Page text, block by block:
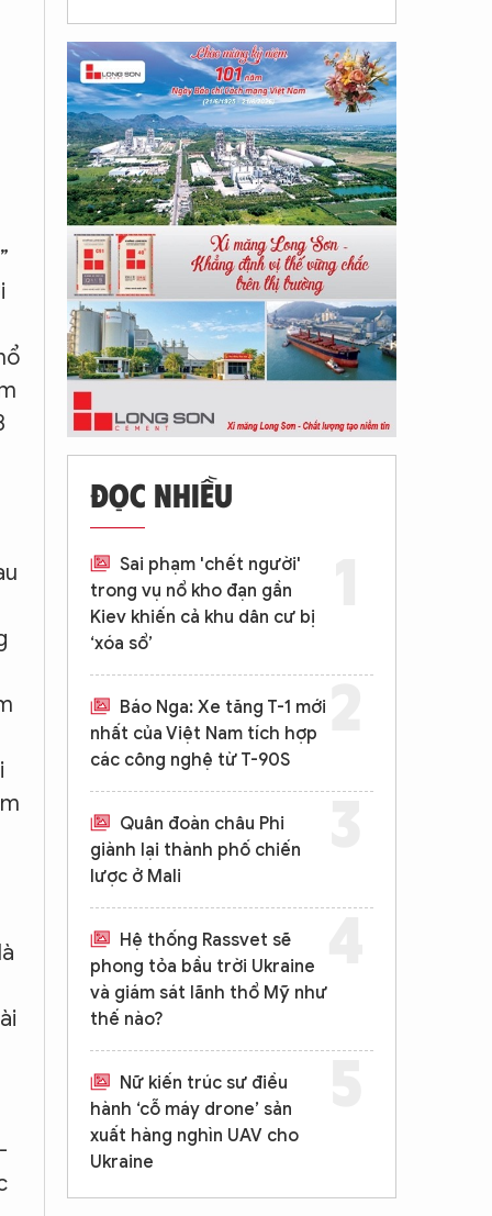
ĐỌC NHIỀU
Sai phạm 'chết người'
trong vụ nổ kho đạn gần
Kiev khiến cả khu dân cư bị
‘xóa sổ’
Báo Nga: Xe tăng T-1 mới
nhất của Việt Nam tích hợp
các công nghệ từ T-90S
Quân đoàn châu Phi
giành lại thành phố chiến
lược ở Mali
Hệ thống Rassvet sẽ
phong tỏa bầu trời Ukraine
và giám sát lãnh thổ Mỹ như
thế nào?
Nữ kiến trúc sư điều
hành ‘cỗ máy drone’ sản
xuất hàng nghìn UAV cho
Ukraine